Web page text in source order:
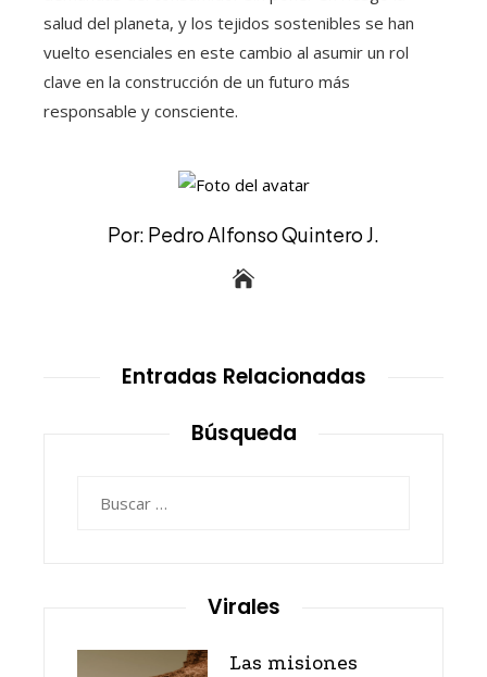
salud del planeta, y los tejidos sostenibles se han
vuelto esenciales en este cambio al asumir un rol
clave en la construcción de un futuro más
responsable y consciente.
Por: Pedro Alfonso Quintero J.
Entradas Relacionadas
Búsqueda
Virales
Las misiones